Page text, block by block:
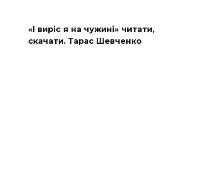
«І виріс я на чужині» читати,
скачати. Тарас Шевченко